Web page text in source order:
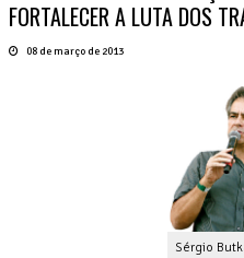
FORTALECER A LUTA DOS
08 de março de 2013
Sérgio